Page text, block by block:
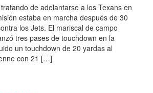
de adelantarse a los Texans en
estaba en marcha después de 30
los Jets. El mariscal de campo
tres pases de touchdown en la
un touchdown de 20 yardas al
con 21 […]